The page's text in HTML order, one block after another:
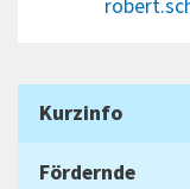
Kurzinfo
Fördernde